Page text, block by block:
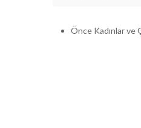
Önce Kadınlar ve